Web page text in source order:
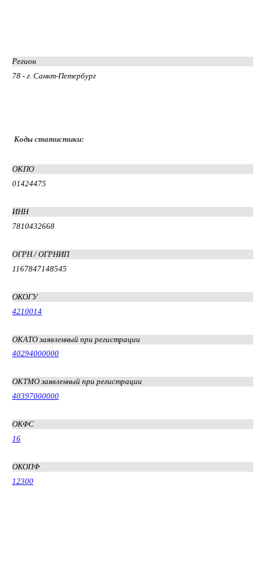
Регион
78 - г. Санкт-Петербург
Коды статистики:
ОКПО
01424475
ИНН
7810432668
ОГРН / ОГРНИП
1167847148545
ОКОГУ
4210014
ОКАТО заявленный при регистрации
40294000000
ОКТМО заявленный при регистрации
40397000000
ОКФС
16
ОКОПФ
12300